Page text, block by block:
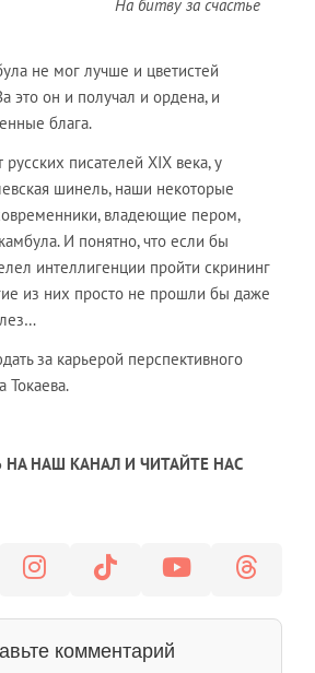
На битву за счастье
не мог лучше и цветистей
это он и получал и ордена, и
блага.
русских писателей ХIХ века, у
шинель, наши некоторые
владеющие пером,
И понятно, что если бы
интеллигенции пройти скрининг
из них просто не прошли бы даже
за карьерой перспективного
Токаева.
НАШ КАНАЛ И ЧИТАЙТЕ НАС
комментарий